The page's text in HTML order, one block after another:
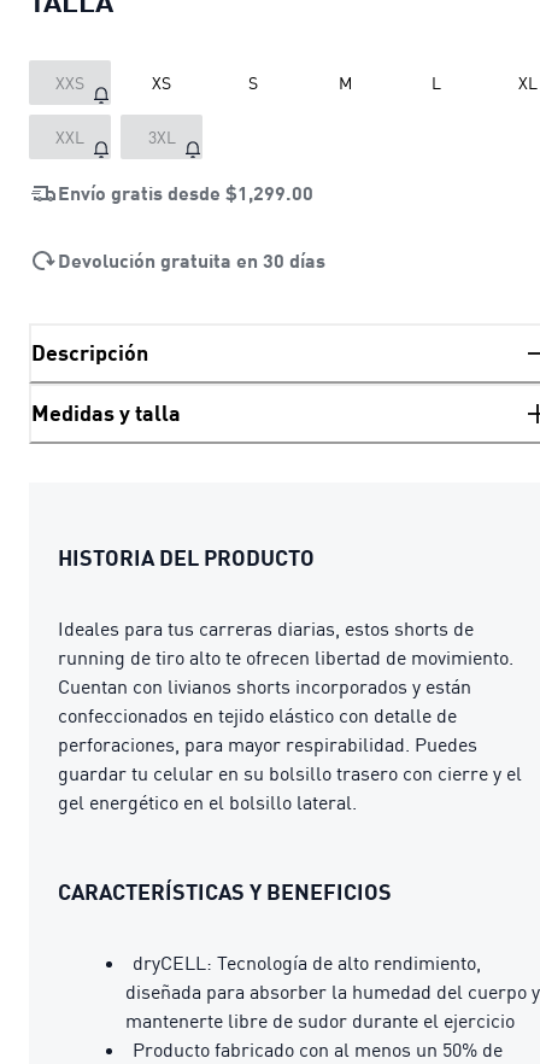
XXS XS S M L XL
XXL 3XL
Envío gratis desde $1,299.00
Devolución gratuita en 30 días
Descripción
Medidas y talla
HISTORIA DEL PRODUCTO
Ideales para tus carreras diarias, estos shorts de
running de tiro alto te ofrecen libertad de movimiento.
Cuentan con livianos shorts incorporados y están
confeccionados en tejido elástico con detalle de
perforaciones, para mayor respirabilidad. Puedes
guardar tu celular en su bolsillo trasero con cierre y el
gel energético en el bolsillo lateral.
CARACTERÍSTICAS Y BENEFICIOS
dryCELL: Tecnología de alto rendimiento,
diseñada para absorber la humedad del cuerpo y
mantenerte libre de sudor durante el ejercicio
Producto fabricado con al menos un 50% de